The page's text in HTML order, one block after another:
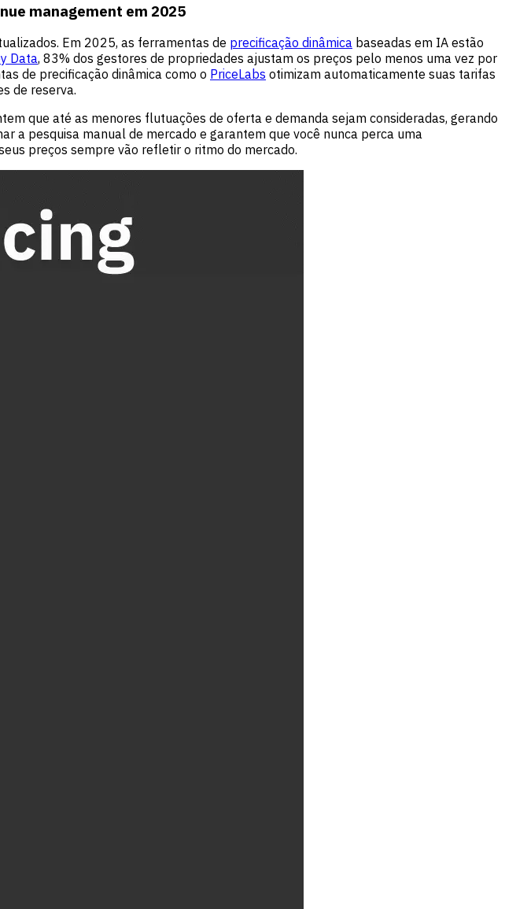
management em 2025
Em 2025, as ferramentas de precificação dinâmica baseadas em IA estão
Data, 83% dos gestores de propriedades ajustam os preços pelo menos uma vez por
de precificação dinâmica como o PriceLabs otimizam automaticamente suas tarifas
de reserva.
que até as menores flutuações de oferta e demanda sejam consideradas, gerando
a pesquisa manual de mercado e garantem que você nunca perca uma
preços sempre vão refletir o ritmo do mercado.